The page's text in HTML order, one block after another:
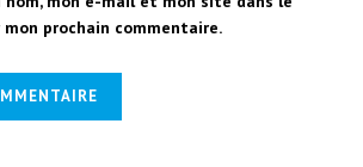
prochain commentaire.